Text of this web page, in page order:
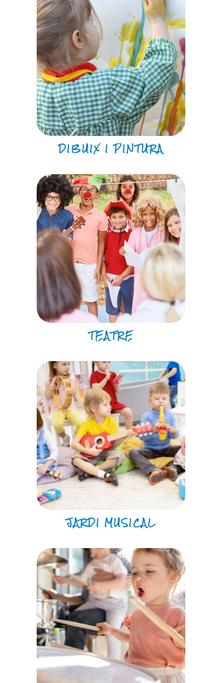
DIBUIX I PINTURA
TEATRE
JARDÍ MUSICAL